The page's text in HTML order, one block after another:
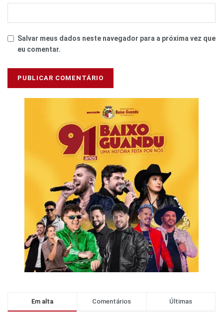
Salvar meus dados neste navegador para a próxima vez que
eu comentar.
Em alta Comentários Últimas